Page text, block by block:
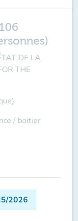
DE LA
THE
/ boitier
2026